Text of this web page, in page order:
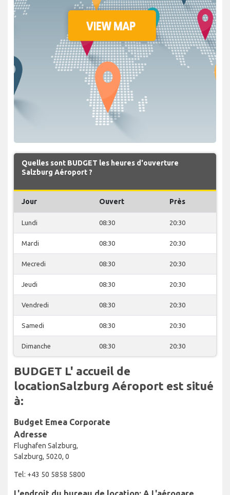
Quelles sont BUDGET les heures d'ouverture
Salzburg Aéroport ?
Jour Ouvert Près
Lundi 08:30 20:30
Mardi 08:30 20:30
Mecredi 08:30 20:30
Jeudi 08:30 20:30
Vendredi 08:30 20:30
Samedi 08:30 20:30
Dimanche 08:30 20:30
BUDGET L' accueil de
locationSalzburg Aéroport est situé
à:
Budget Emea Corporate
Adresse
Flughafen Salzburg,
Salzburg, 5020, 0
Tel: +43 50 5858 5800